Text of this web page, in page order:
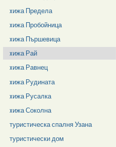
xижа Предела
xижа Пробойница
xижа Пършевица
xижа Рай
xижа Равнец
xижа Рудината
xижа Русалка
xижа Соколна
туристическа спалня Узана
туристически дом